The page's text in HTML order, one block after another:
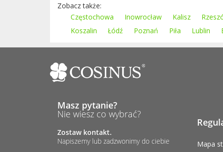
Zobacz także:
Częstochowa
Inowrocław Kalisz
Koszalin
Łódź Poznań Piła Lublin
Masz pytanie?
Nie wiesz co wybrać?
Zostaw kontakt.
Napiszemy lub zadzwonimy do ciebie
Mapa